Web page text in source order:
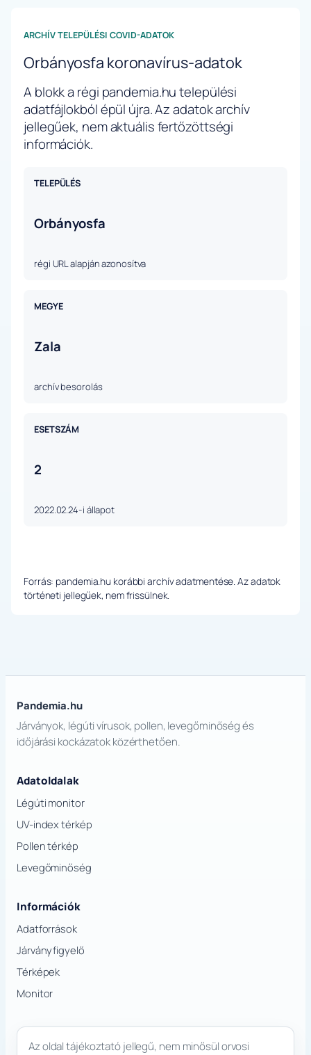
ARCHÍV TELEPÜLÉSI COVID-ADATOK
Orbányosfa koronavírus-adatok
A blokk a régi pandemia.hu települési
adatfájlokból épül újra. Az adatok archív
jellegűek, nem aktuális fertőzöttségi
információk.
TELEPÜLÉS
Orbányosfa
régi URL alapján azonosítva
MEGYE
Zala
archív besorolás
ESETSZÁM
2
2022.02.24-i állapot
Forrás: pandemia.hu korábbi archív adatmentése. Az adatok
történeti jellegűek, nem frissülnek.
Pandemia.hu
Járványok, légúti vírusok, pollen, levegőminőség és
időjárási kockázatok közérthetően.
Adatoldalak
Légúti monitor
UV-index térkép
Pollen térkép
Levegőminőség
Információk
Adatforrások
Járványfigyelő
Térképek
Monitor
Az oldal tájékoztató jellegű, nem minősül orvosi